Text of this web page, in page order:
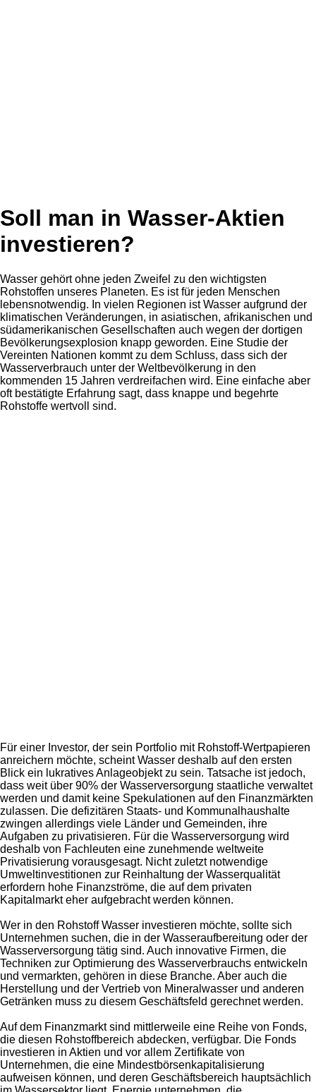
Soll man in Wasser-Aktien
investieren?
Wasser gehört ohne jeden Zweifel zu den wichtigsten
Rohstoffen unseres Planeten. Es ist für jeden Menschen
lebensnotwendig. In vielen Regionen ist Wasser aufgrund der
klimatischen Veränderungen, in asiatischen, afrikanischen und
südamerikanischen Gesellschaften auch wegen der dortigen
Bevölkerungsexplosion knapp geworden. Eine Studie der
Vereinten Nationen kommt zu dem Schluss, dass sich der
Wasserverbrauch unter der Weltbevölkerung in den
kommenden 15 Jahren verdreifachen wird. Eine einfache aber
oft bestätigte Erfahrung sagt, dass knappe und begehrte
Rohstoffe wertvoll sind.
Für einer Investor, der sein Portfolio mit Rohstoff-Wertpapieren
anreichern möchte, scheint Wasser deshalb auf den ersten
Blick ein lukratives Anlageobjekt zu sein. Tatsache ist jedoch,
dass weit über 90% der Wasserversorgung staatliche verwaltet
werden und damit keine Spekulationen auf den Finanzmärkten
zulassen. Die defizitären Staats- und Kommunalhaushalte
zwingen allerdings viele Länder und Gemeinden, ihre
Aufgaben zu privatisieren. Für die Wasserversorgung wird
deshalb von Fachleuten eine zunehmende weltweite
Privatisierung vorausgesagt. Nicht zuletzt notwendige
Umweltinvestitionen zur Reinhaltung der Wasserqualität
erfordern hohe Finanzströme, die auf dem privaten
Kapitalmarkt eher aufgebracht werden können.
Wer in den Rohstoff Wasser investieren möchte, sollte sich
Unternehmen suchen, die in der Wasseraufbereitung oder der
Wasserversorgung tätig sind. Auch innovative Firmen, die
Techniken zur Optimierung des Wasserverbrauchs entwickeln
und vermarkten, gehören in diese Branche. Aber auch die
Herstellung und der Vertrieb von Mineralwasser und anderen
Getränken muss zu diesem Geschäftsfeld gerechnet werden.
Auf dem Finanzmarkt sind mittlerweile eine Reihe von Fonds,
die diesen Rohstoffbereich abdecken, verfügbar. Die Fonds
investieren in Aktien und vor allem Zertifikate von
Unternehmen, die eine Mindestbörsenkapitalisierung
aufweisen können, und deren Geschäftsbereich hauptsächlich